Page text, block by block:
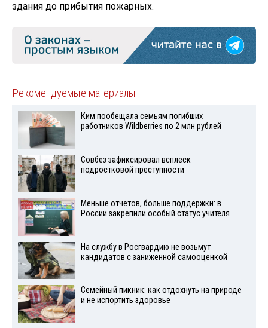
здания до прибытия пожарных.
Рекомендуемые материалы
Ким пообещала семьям погибших
работников Wildberries по 2 млн рублей
Совбез зафиксировал всплеск
подростковой преступности
Меньше отчетов, больше поддержки: в
России закрепили особый статус учителя
На службу в Росгвардию не возьмут
кандидатов с заниженной самооценкой
Семейный пикник: как отдохнуть на природе
и не испортить здоровье